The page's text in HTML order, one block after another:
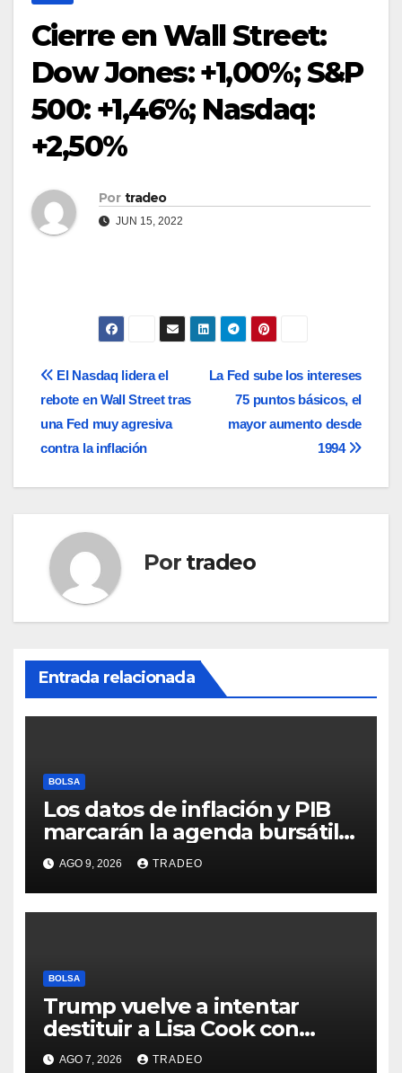
Cierre en Wall Street:
Dow Jones: +1,00%; S&P
500: +1,46%; Nasdaq:
+2,50%
Por tradeo
JUN 15, 2022
Navegación
de
entradas
La Fed sube los intereses
75 puntos básicos, el
mayor aumento desde
1994
El Nasdaq lidera el
rebote en Wall Street tras
una Fed muy agresiva
contra la inflación
Por tradeo
Entrada relacionada
BOLSA
Los datos de inflación y PIB
marcarán la agenda bursátil
de la próxima semana
AGO 9, 2026 TRADEO
BOLSA
Trump vuelve a intentar
destituir a Lisa Cook con
acusaciones de fraude
AGO 7, 2026 TRADEO